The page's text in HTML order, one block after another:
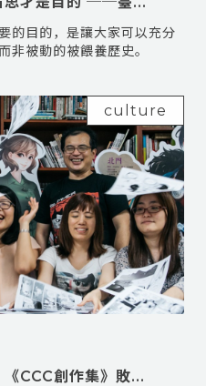
的目的，是讓大家可以充分
非被動的被餵養歷史。
culture
CCC創作集》敗...